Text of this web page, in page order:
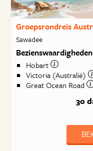
Groepsrondreis
Sawadee
Bezienswaardigheden
Hobart
Victoria (Australië)
Great Ocean Road
30